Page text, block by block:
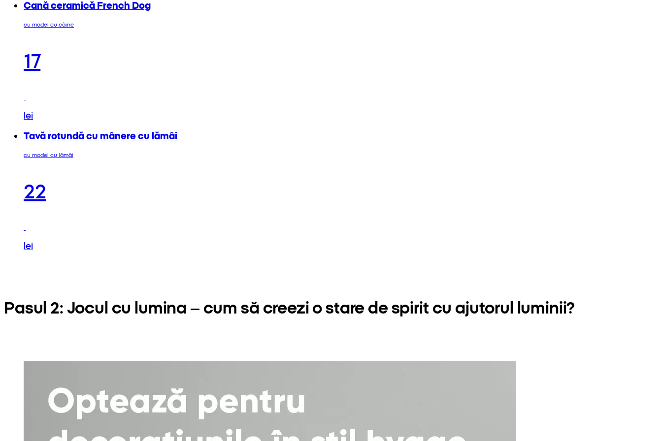
Cană ceramică French Dog
cu model cu câine
17
lei
Tavă rotundă cu mânere cu lămâi
cu model cu lămâi
22
lei
Pasul 2: Jocul cu lumina – cum să creezi o stare de spirit cu ajutorul luminii?